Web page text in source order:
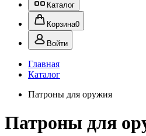
Каталог
Корзина0
Войти
Главная
Каталог
Патроны для оружия
Патроны для